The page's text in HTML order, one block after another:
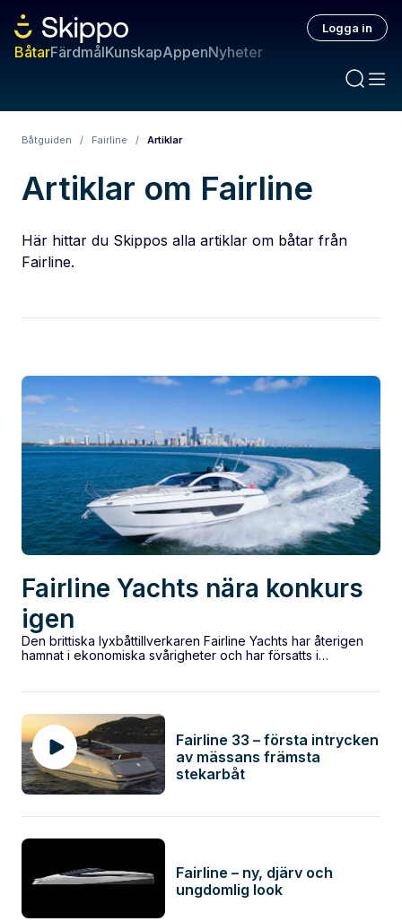
BåtarFärdmålKunskapAppenNyheter
Logga in
Båtguiden / Fairline / Artiklar
Artiklar om Fairline
Här hittar du Skippos alla artiklar om båtar från
Fairline.
Fairline Yachts nära konkurs
igen
Den brittiska lyxbåttillverkaren Fairline Yachts har återigen
hamnat i ekonomiska svårigheter och har försatts i
Fairline 33 – första intrycken
av mässans främsta
stekarbåt
Fairline – ny, djärv och
ungdomlig look